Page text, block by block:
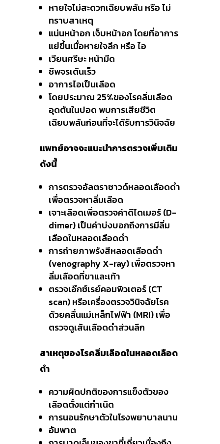
หายใจไม่สะดวกเฉียบพลัน หรือ ไม่
ทราบสาเหตุ
แน่นหน้าอก เจ็บหน้าอก โดยที่อาการ
แย่ขึ้นเมื่อหายใจลึก หรือ ไอ
เวียนศรีษะ หน้ามืด
ชีพจรเต้นเร็ว
อาการไอเป็นเลือด
โดยประมาณ 25%ของโรคลิ่มเลือด
อุดตันในปอด พบการเสียชีวิต
เฉียบพลันก่อนที่จะได้รับการวินิจฉัย
แพทย์อาจจะแนะนำการตรวจเพิ่มเติม
ดังนี้
การตรวจอัลตราซาวด์หลอดเลือดดำ
เพื่อตรวจหาลิ่มเลือด
เจาะเลือดเพื่อตรวจค่าดีไดเมอร์ (D-
dimer) เป็นค่าบ่งบอกถึงการมีลิ่ม
เลือดในหลอดเลือดดำ
การถ่ายภาพรังสีหลอดเลือดดำ
(venography X-ray) เพื่อตรวจหา
ลิ่มเลือดที่ขาและเท้า
ตรวจเอ๊กซ์เรย์คอมพิวเตอร์ (CT
scan) หรือเครื่องตรวจวินิจฉัยโรค
ด้วยคลื่นแม่เหล็กไฟฟ้า (MRI) เพื่อ
ตรวจดูเส้นเลือดดำส่วนลึก
สาเหตุของโรคลิ่มเลือดในหลอดเลือด
ดำ
ความผิดปกติของการแข็งตัวของ
เลือดตั้งแต่กำเนิด
การนอนรักษาตัวในโรงพยาบาลนาน
อัมพาต